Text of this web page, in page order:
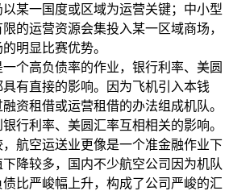
某一国度或区域为运营关键；中小型
的运营资源会集投入某一区域商场，
明显比赛优势。
个高负债率的作业，银行利率、美圆
有直接的影响。因为飞机引入本钱
资租借或运营租借的办法组成机队。
行利率、美圆汇率互相相关的影响。
航空运送业更像是一个准金融作业下
降较多，国内不少航空公司因为机队
比严峻幅上升，构成了公司严峻的汇